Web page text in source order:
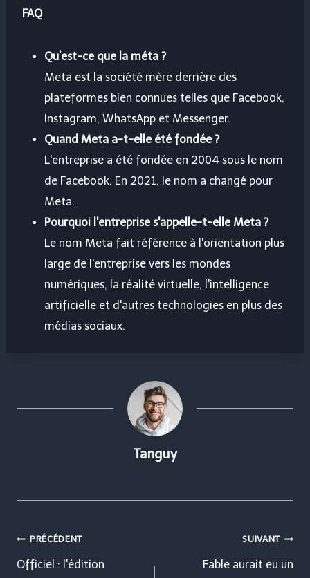
FAQ
Qu’est-ce que la méta ?
Meta est la société mère derrière des
plateformes bien connues telles que Facebook,
Instagram, WhatsApp et Messenger.
Quand Meta a-t-elle été fondée ?
L'entreprise a été fondée en 2004 sous le nom
de Facebook. En 2021, le nom a changé pour
Meta.
Pourquoi l'entreprise s'appelle-t-elle Meta ?
Le nom Meta fait référence à l'orientation plus
large de l'entreprise vers les mondes
numériques, la réalité virtuelle, l'intelligence
artificielle et d'autres technologies en plus des
médias sociaux.
Tanguy
Navigation
de
PRÉCÉDENT
Officiel : l'édition
SUIVANT
Fable aurait eu un